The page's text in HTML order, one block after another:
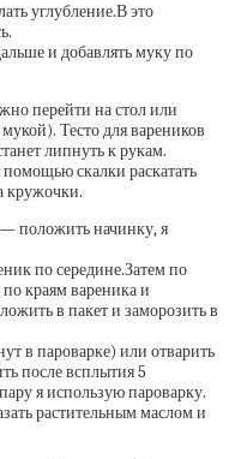
углубление.В это
и добавлять муку по
перейти на стол или
Тесто для вареников
липнуть к рукам.
скалки раскатать
кружочки.
положить начинку, я
по середине.Затем по
краям вареника и
в пакет и заморозить в
в пароварке) или отварить
после всплытия 5
я использую пароварку.
растительным маслом и